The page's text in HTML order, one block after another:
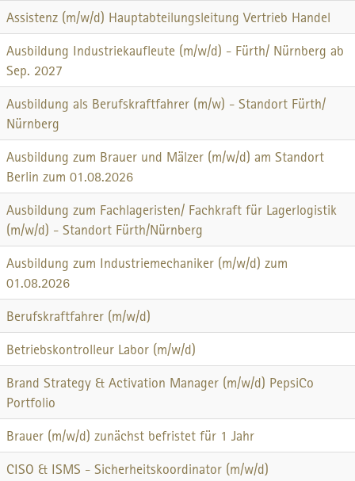
Assistenz (m/w/d) Hauptabteilungsleitung Vertrieb Handel
Ausbildung Industriekaufleute (m/w/d) - Fürth/ Nürnberg ab
Sep. 2027
Ausbildung als Berufskraftfahrer (m/w) - Standort Fürth/
Nürnberg
Ausbildung zum Brauer und Mälzer (m/w/d) am Standort
Berlin zum 01.08.2026
Ausbildung zum Fachlageristen/ Fachkraft für Lagerlogistik
(m/w/d) - Standort Fürth/Nürnberg
Ausbildung zum Industriemechaniker (m/w/d) zum
01.08.2026
Berufskraftfahrer (m/w/d)
Betriebskontrolleur Labor (m/w/d)
Brand Strategy & Activation Manager (m/w/d) PepsiCo
Portfolio
Brauer (m/w/d) zunächst befristet für 1 Jahr
CISO & ISMS - Sicherheitskoordinator (m/w/d)